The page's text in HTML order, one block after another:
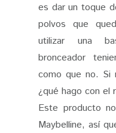
es dar un toque
polvos que
utilizar una
bronceador
como que no. Si
¿qué hago con el
Este producto
Maybelline, así